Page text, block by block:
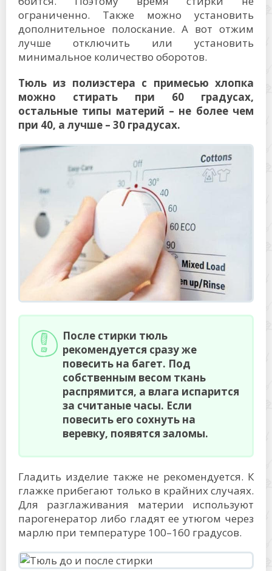
ограниченно. Также можно установить
дополнительное полоскание. А вот отжим
лучше отключить или установить
минимальное количество оборотов.
Тюль из полиэстера с примесью хлопка
можно стирать при 60 градусах,
остальные типы материй – не более чем
при 40, а лучше – 30 градусах.
После стирки тюль
рекомендуется сразу же
повесить на багет. Под
собственным весом ткань
распрямится, а влага испарится
за считаные часы. Если
повесить его сохнуть на
веревку, появятся заломы.
Гладить изделие также не рекомендуется. К
глажке прибегают только в крайних случаях.
Для разглаживания материи используют
парогенератор либо гладят ее утюгом через
марлю при температуре 100–160 градусов.